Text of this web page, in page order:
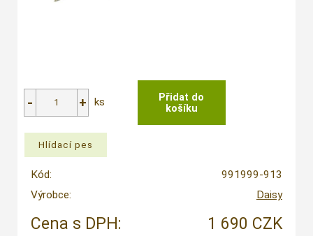
ks
Kód:
991999-913
Výrobce:
Daisy
Cena s DPH: 1 690 CZK